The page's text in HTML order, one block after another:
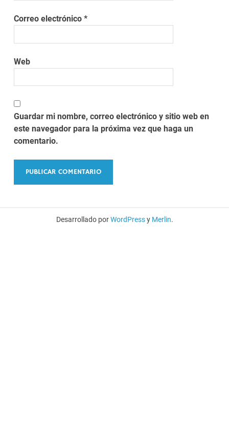
Correo electrónico*
Web
Guardar mi nombre, correo electrónico y sitio web en
este navegador para la próxima vez que haga un
comentario.
Desarrollado porWordPressy Merlin.